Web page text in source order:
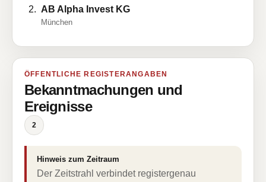
AB Alpha Invest KG
München
ÖFFENTLICHE REGISTERANGABEN
Bekanntmachungen und
Ereignisse
2
Hinweis zum Zeitraum
Der Zeitstrahl verbindet registergenau